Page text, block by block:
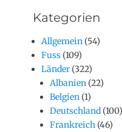
Kategorien
Allgemein (54)
Fuss (109)
Länder (322)
Albanien (22)
Belgien (1)
Deutschland (100)
Frankreich (46)